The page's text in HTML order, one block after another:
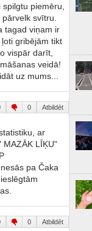
piemēru,
svītru.
tagad viņam ir
gribējām tikt
vispār darīt,
veidā!
uz mums...
0 Atbildēt
ar
MAZĀK LĪĶU"
pa Čaka
0 Atbildēt